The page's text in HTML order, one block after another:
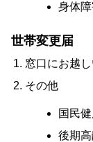
身体
世帯変更届
窓口にお越
その他
国民
後期高